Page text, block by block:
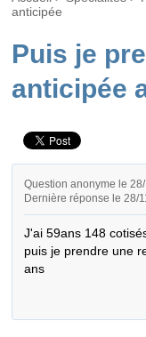
anticipée
Puis je
anticipée
Question anonyme le
Dernière réponse le 28/
J'ai 59ans 148
puis je prendre une
ans